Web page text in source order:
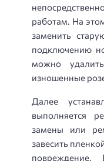
работам. На
заменить
подключению
можно
изношенные
Далее
выполняется
замены или
завесить